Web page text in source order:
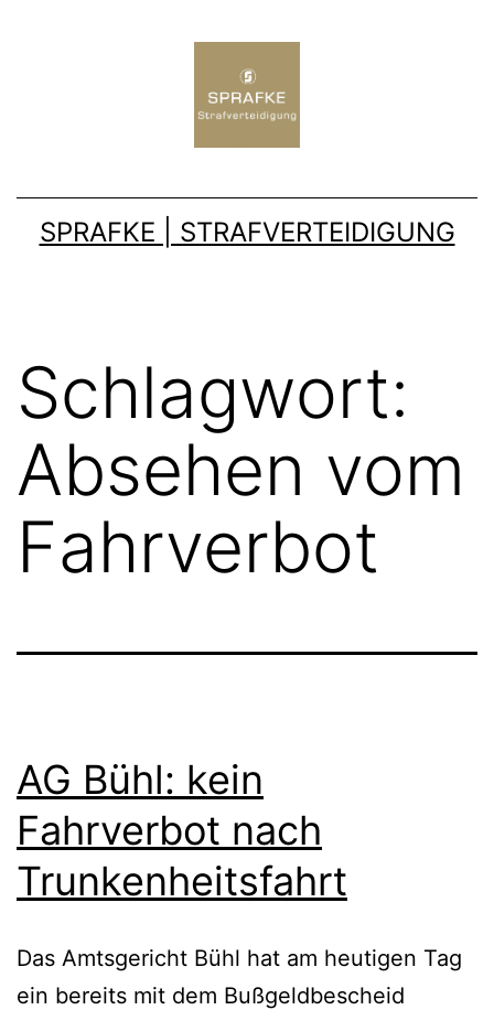
SPRAFKE | STRAFVERTEIDIGUNG
Schlagwort:
Absehen vom
Fahrverbot
AG Bühl: kein
Fahrverbot nach
Trunkenheitsfahrt
Das Amtsgericht Bühl hat am heutigen Tag
ein bereits mit dem Bußgeldbescheid